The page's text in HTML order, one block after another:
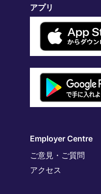
アプリ
Employer Centre
ご意見・ご質問
アクセス